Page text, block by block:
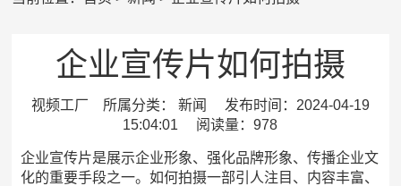
企业宣传片如何拍摄
视频工厂 所属分类： 新闻 发布时间：2024-04-19
15:04:01 阅读量：978
企业宣传片是展示企业形象、强化品牌形象、传播企业文
化的重要手段之一。如何拍摄一部引人注目、内容丰富、